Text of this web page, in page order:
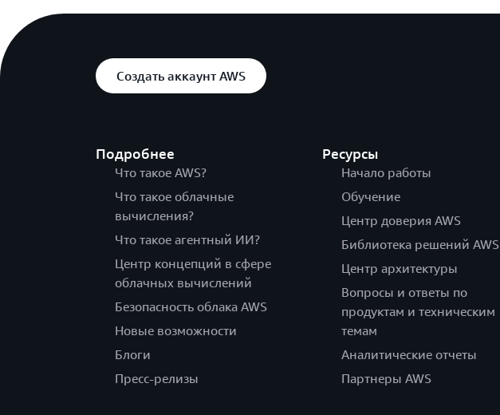
Создать аккаунт AWS
Подробнее
Что такое AWS?
Что такое облачные
вычисления?
Что такое агентный ИИ?
Центр концепций в сфере
облачных вычислений
Безопасность облака AWS
Новые возможности
Блоги
Пресс-релизы
Ресурсы
Начало работы
Обучение
Центр доверия AWS
Библиотека решений AWS
Центр архитектуры
Вопросы и ответы по
продуктам и техническим
темам
Аналитические отчеты
Партнеры AWS